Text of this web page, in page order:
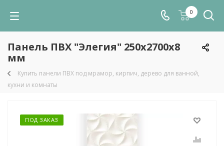
0
Панель ПВХ "Элегия" 250х2700х8
мм
Купить панели ПВХ под мрамор, кирпич, дерево для ванной,
кухни и комнаты
ПОД ЗАКАЗ